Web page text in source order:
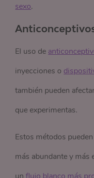
sexo.
El uso de
inyecciones o
también pueden
que experimentas.
Estos métodos
más abundante y más